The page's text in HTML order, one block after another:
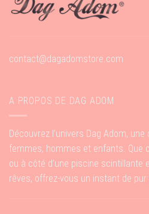
contact@dagadomstore.com
A PROPOS DE DAG ADOM
Découvrez l’univers Dag Adom,
femmes, hommes et enfants. Que
ou à côté d’une piscine scintillante
rêves, offrez-vous un instant de pur